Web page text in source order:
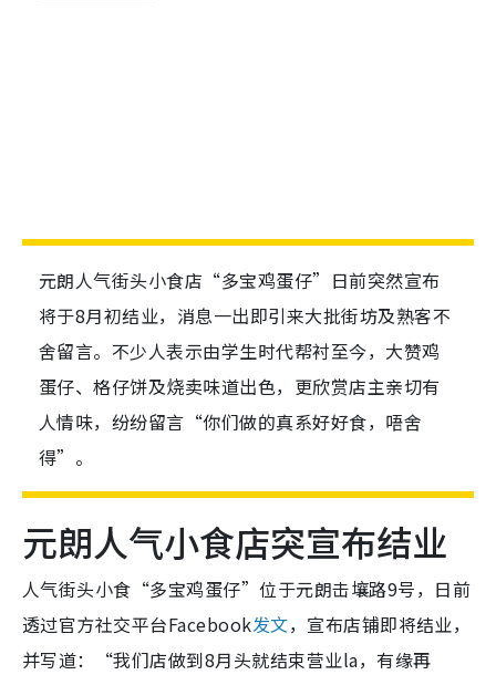
元朗人气街头小食店“多宝鸡蛋仔”日前突然宣布
将于8月初结业，消息一出即引来大批街坊及熟客不
舍留言。不少人表示由学生时代帮衬至今，大赞鸡
蛋仔、格仔饼及烧卖味道出色，更欣赏店主亲切有
人情味，纷纷留言“你们做的真系好好食，唔舍
得”。
元朗人气小食店突宣布结业
人气街头小食“多宝鸡蛋仔”位于元朗击壤路9号，日前
透过官方社交平台Facebook发文，宣布店铺即将结业，
并写道：“我们店做到8月头就结束营业la，有缘再